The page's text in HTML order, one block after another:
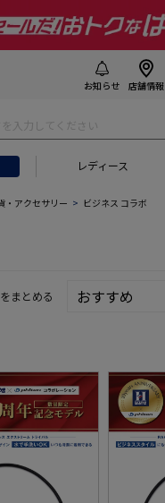
お知らせ 店舗情報
レディース
#セットアップ スーツ
・アクセサリー ビジネス コラボ
まとめる